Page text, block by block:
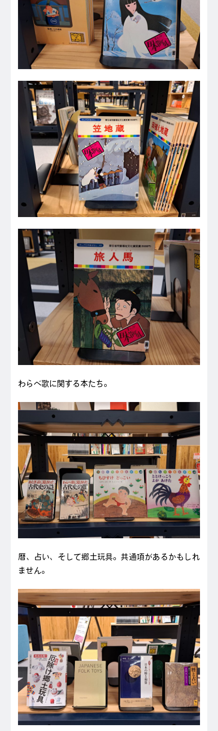
わらべ歌に関する本たち。
暦、占い、そして郷土玩具。共通項があるかもしれ
ません。